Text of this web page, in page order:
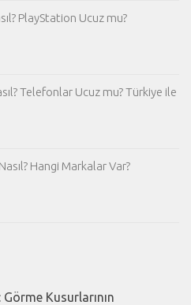
PlayStation Ucuz mu?
Telefonlar Ucuz mu? Türkiye ile
Hangi Markalar Var?
Kusurlarının